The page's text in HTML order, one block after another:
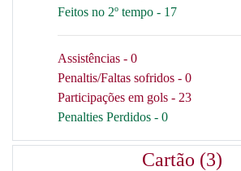
Feitos no 2º tempo - 17
Assistências - 0
Penaltis/Faltas sofridos - 0
Participações em gols - 23
Penalties Perdidos - 0
Cartão (3)